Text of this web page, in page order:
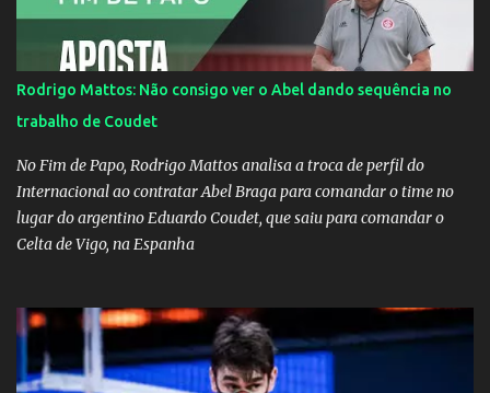
Rodrigo Mattos: Não consigo ver o Abel dando sequência no
trabalho de Coudet
No Fim de Papo, Rodrigo Mattos analisa a troca de perfil do
Internacional ao contratar Abel Braga para comandar o time no
lugar do argentino Eduardo Coudet, que saiu para comandar o
Celta de Vigo, na Espanha